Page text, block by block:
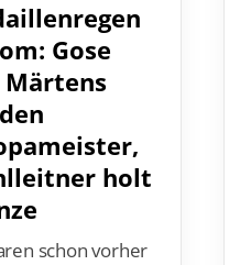
Gose
holt
schon vorher